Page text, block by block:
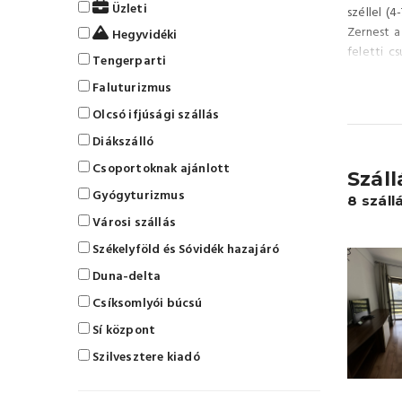
Üzleti
Hegyvidéki
Tengerparti
Faluturizmus
Olcsó ifjúsági szállás
Diákszálló
Csoportoknak ajánlott
Gyógyturizmus
Városi szállás
Székelyföld és Sóvidék hazajáró
Duna-delta
Csíksomlyói búcsú
Sí központ
Szilvesztere kiadó
széllel
Zernest
feletti
sárga
Poiana
km-re)
el mai
8